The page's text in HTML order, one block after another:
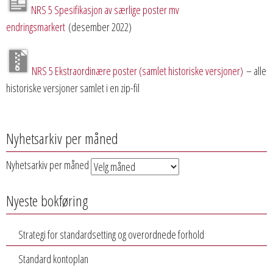
NRS 5 Spesifikasjon av særlige poster mv
endringsmarkert (desember 2022)
NRS 5 Ekstraordinære poster (samlet historiske versjoner) – alle
historiske versjoner samlet i en zip-fil
Nyhetsarkiv per måned
Nyhetsarkiv per måned
Nyeste bokføring
Strategi for standardsetting og overordnede forhold
Standard kontoplan